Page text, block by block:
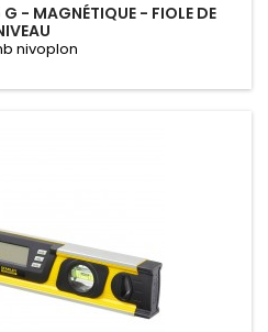
- MAGNÉTIQUE - FIOLE DE
nivoplon